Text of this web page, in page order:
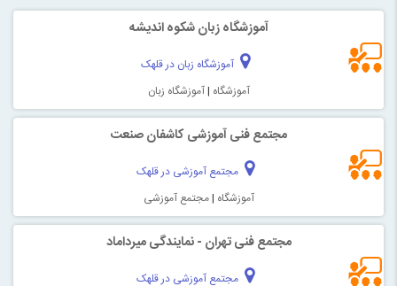
آموزشگاه زبان شکوه اندیشه
آموزشگاه زبان در قلهک
آموزشگاه |آموزشگاه زبان
مجتمع فنی آموزشی کاشفان صنعت
مجتمع آموزشی در قلهک
آموزشگاه |مجتمع آموزشی
مجتمع فنی تهران - نمایندگی میرداماد
مجتمع آموزشی در قلهک